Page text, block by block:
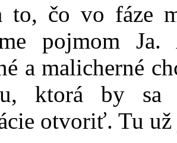
to, čo vo fáze
pojmom
a malicherné
ktorá by sa
otvoriť. Tu